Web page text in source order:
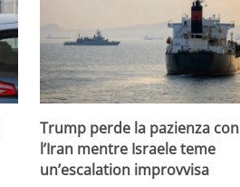
Trump perde la pazienza con
l’Iran mentre Israele teme
un’escalation improvvisa